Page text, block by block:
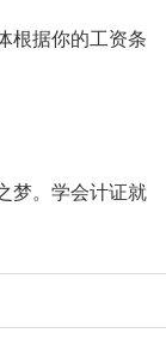
根据你的工资条
梦。学会计证就